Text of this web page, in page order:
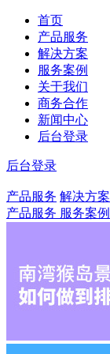
首页
产品服务
解决方案
服务案例
关于我们
商务合作
新闻中心
后台登录
后台登录
产品服务 解决方案
产品服务 服务案例